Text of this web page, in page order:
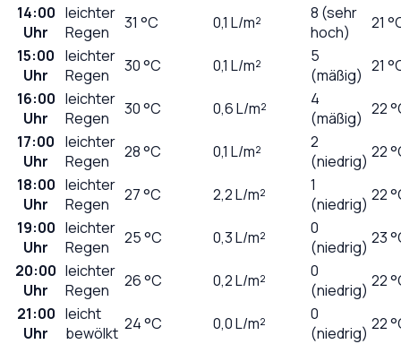
14:00
Uhr
leichter
Regen
31 °C 0,1 L/m²
8 (sehr
hoch)
21
15:00
Uhr
leichter
Regen
30°C 0,1 L/m²
5
(mäßig) 21
16:00
Uhr
leichter
Regen
30°C 0,6L/m²
4
(mäßig) 22
17:00
Uhr
leichter
Regen
28°C 0,1 L/m²
2
(niedrig) 22
18:00
Uhr
leichter
Regen
27°C 2,2L/m²
1
(niedrig) 22
19:00
Uhr
leichter
Regen
25°C 0,3L/m²
0
(niedrig) 23
20:00
Uhr
leichter
Regen
26°C 0,2L/m²
0
(niedrig) 22
21:00
Uhr
leicht
bewölkt 24°C 0,0L/m²
0
(niedrig) 22